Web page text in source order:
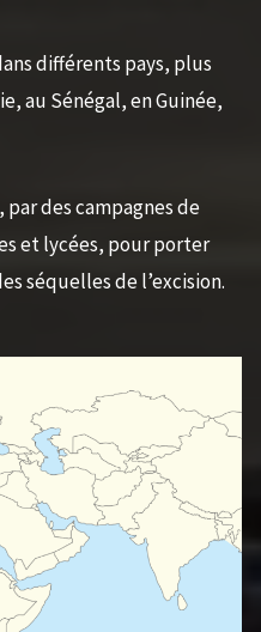
différents pays, plus
au Sénégal, en Guinée,
par des campagnes de
et lycées, pour porter
séquelles de l’excision.